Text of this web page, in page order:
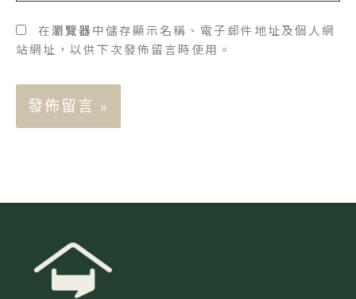
*
址
在瀏覽器中儲存顯示名稱、電子郵件地址及個人網
站網址，以供下次發佈留言時使用。